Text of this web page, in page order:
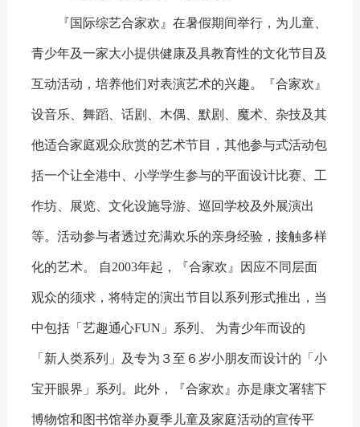
『国际综艺合家欢』在暑假期间举行，为儿童、
青少年及一家大小提供健康及具教育性的文化节目及
互动活动，培养他们对表演艺术的兴趣。『合家欢』
设音乐、舞蹈、话剧、木偶、默剧、魔术、杂技及其
他适合家庭观众欣赏的艺术节目，其他参与式活动包
括一个让全港中、小学学生参与的平面设计比赛、工
作坊、展览、文化设施导游、巡回学校及外展演出
等。活动参与者透过充满欢乐的亲身经验，接触多样
化的艺术。 自2003年起，『合家欢』因应不同层面
观众的须求，将特定的演出节目以系列形式推出，当
中包括「艺趣通心FUN」系列、 为青少年而设的
「新人类系列」及专为３至６岁小朋友而设计的「小
宝开眼界」系列。此外，『合家欢』亦是康文署辖下
博物馆和图书馆举办夏季儿童及家庭活动的宣传平